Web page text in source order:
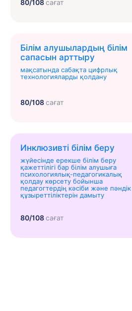
80/108сағат
Білім алушылардың білім
сапасын арттыру
мақсатында сабақта цифрлық
технологияларды қолдану
80/108сағат
Инклюзивті білім беру
жүйесінде ерекше білім беру
қажеттілігі бар білім алушыға
психологиялық-педагогикалық
қолдау көрсету бойынша
педагогтердің кәсіби және пәндік
құзыреттіліктерін дамыту
80/108сағат